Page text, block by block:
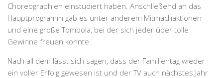
Choreographien einstudiert haben. Anschließend an das
Hauptprogramm gab es unter anderem Mitmachaktionen
und eine große Tombola, bei der sich jeder über tolle
Gewinne freuen konnte.
Nach all dem lässt sich sagen, dass der Familientag wieder
ein voller Erfolg gewesen ist und der TV auch nächstes Jahr